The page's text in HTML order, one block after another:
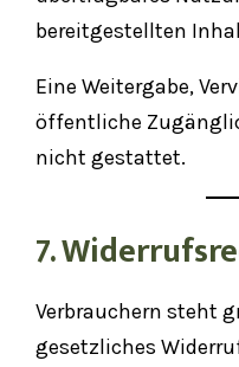
bereitgestellten
Eine Weitergabe,
öffentliche
nicht gestattet.
7.
Verbrauchern steht
gesetzliches